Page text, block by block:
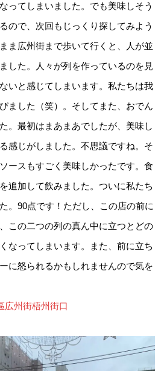
ってしまいました。でも美味しそう
ので、次回もじっくり探してみよう
ま広州街まで歩いて行くと、人が並
した。人々が列を作っているのを見
いと感じてしまいます。私たちは我
ました（笑）。そしてまた、おでん
。最初はまあまあでしたが、美味し
感じがしました。不思議ですね。そ
ースもすごく美味しかったです。食
追加して飲みました。ついに私たち
。90点です！ただし、この店の前に
この二つの列の真ん中に立つとどの
なってしまいます。また、前に立ち
に怒られるかもしれませんので気を
広州街梧州街口